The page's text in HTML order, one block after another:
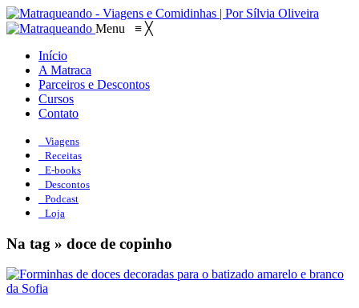
Menu ≡ ╳
Início
A Matraca
Parceiros e Descontos
Cursos
Contato
Viagens
Receitas
E-books
Descontos
Podcast
Loja
Na tag » doce de copinho